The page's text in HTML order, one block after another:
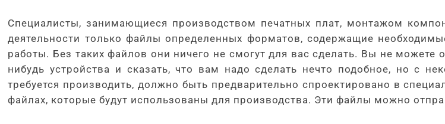
Специалисты, занимающиеся производством печатных плат, монтажом
деятельности только файлы определенных форматов, содержащие
работы. Без таких файлов они ничего не смогут для вас сделать. Вы не можете
нибудь устройства и сказать, что вам надо сделать нечто подобное, но с
требуется производить, должно быть предварительно спроектировано в
файлах, которые будут использованы для производства. Эти файлы можно